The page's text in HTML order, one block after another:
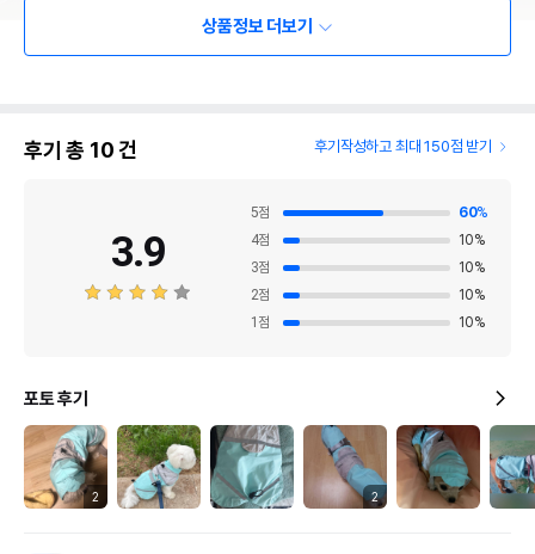
상품정보 더보기
후기 총 10건 후기작성하고 최대 150점 받기
3.9
5점 60%
4점 10%
3점 10%
2점 10%
1 점 10%
포토 후기
2 2